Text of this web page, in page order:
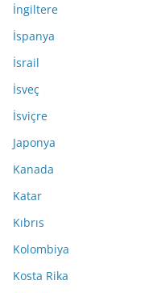
İngiltere
İspanya
İsrail
İsveç
İsviçre
Japonya
Kanada
Katar
Kıbrıs
Kolombiya
Kosta Rika